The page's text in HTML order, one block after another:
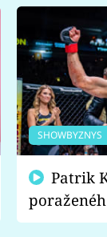
SHOWBYZNYS
fanoušci